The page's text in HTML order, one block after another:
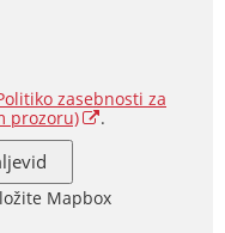
zasebnosti za
prozoru) .
Mapbox